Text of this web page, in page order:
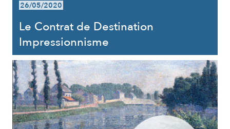
26/05/2020
Le Contrat de Destination
Impressionnisme